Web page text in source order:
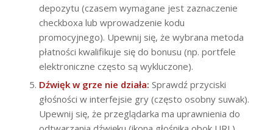
depozytu (czasem wymagane jest zaznaczenie
checkboxa lub wprowadzenie kodu
promocyjnego). Upewnij się, że wybrana metoda
płatności kwalifikuje się do bonusu (np. portfele
elektroniczne często są wykluczone).
Dźwięk w grze nie działa: Sprawdź przyciski
głośności w interfejsie gry (często osobny suwak).
Upewnij się, że przeglądarka ma uprawnienia do